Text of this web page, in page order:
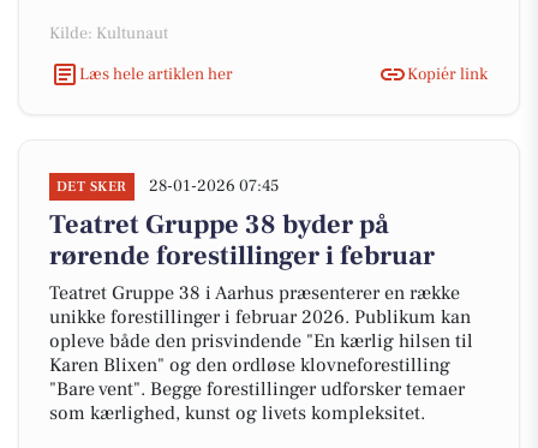
Kilde: Kultunaut
Læs hele artiklen her
Kopiér link
DET SKER 28-01-2026 07:45
Teatret Gruppe 38 byder på
rørende forestillinger i februar
Teatret Gruppe 38 i Aarhus præsenterer en række
unikke forestillinger i februar 2026. Publikum kan
opleve både den prisvindende "En kærlig hilsen til
Karen Blixen" og den ordløse klovneforestilling
"Bare vent". Begge forestillinger udforsker temaer
som kærlighed, kunst og livets kompleksitet.